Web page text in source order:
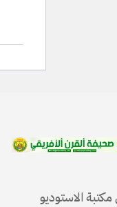
الاستوديو